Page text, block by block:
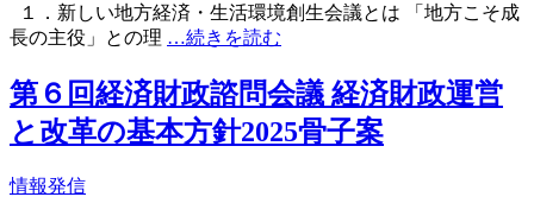
１．新しい地方経済・生活環境創生会議とは 「地方こそ成
長の主役」との理 …続きを読む
第６回経済財政諮問会議 経済財政運営
と改革の基本方針2025骨子案
情報発信